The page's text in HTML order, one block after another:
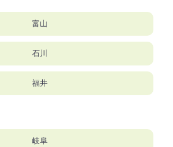
富山
石川
福井
岐阜